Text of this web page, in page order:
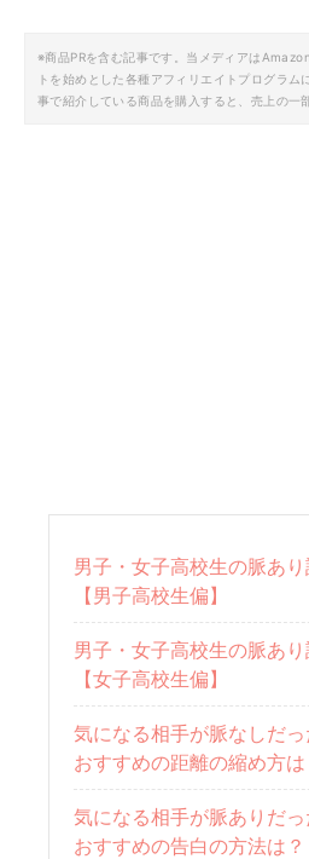
※商品PRを含む記事です。当メディアは
トを始めとした各種アフィリエイトプログラム
事で紹介している商品を購入すると、売上の一
男子・女子高校生の脈あ
【男子高校生偏】
男子・女子高校生の脈あ
【女子高校生偏】
気になる相手が脈なしだ
おすすめの距離の縮め方は
気になる相手が脈ありだ
おすすめの告白の方法は？